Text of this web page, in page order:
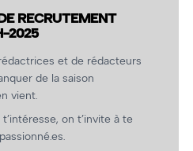
RECRUTEMENT
2025
et de rédacteurs
de la saison
vient.
on t’invite à te